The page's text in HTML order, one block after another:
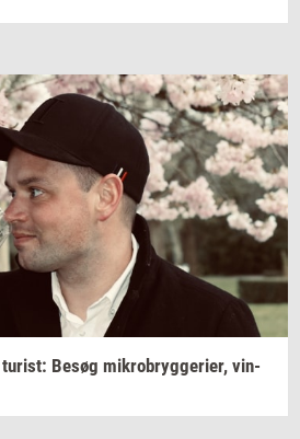
turist: Besøg mi­kro­bryg­ge­ri­er, vin­